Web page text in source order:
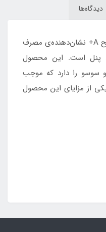
دیدگاه‌ها
برخورداری از برچسب انرژی سطح A+ نشان‌دهنده‌ی مصرف
پنل است. این محصول
و سوسو را دارد که موجب
از مزایای این محصول